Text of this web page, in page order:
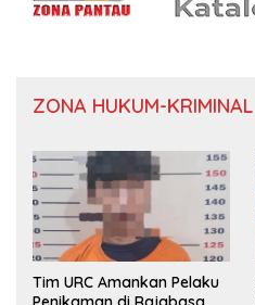
ZONA HUKUM-KRIMINAL
Tim URC Amankan Pelaku